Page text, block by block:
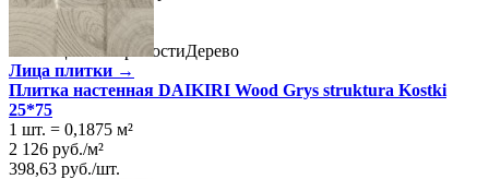
Ректификация Да
Цвет
Серый
Имитация поверхностиДерево
Лица плитки →
Плитка настенная DAIKIRI Wood Grys struktura Kostki
25*75
1 шт. = 0,1875 м²
2 126 руб./м²
398,63 руб./шт.